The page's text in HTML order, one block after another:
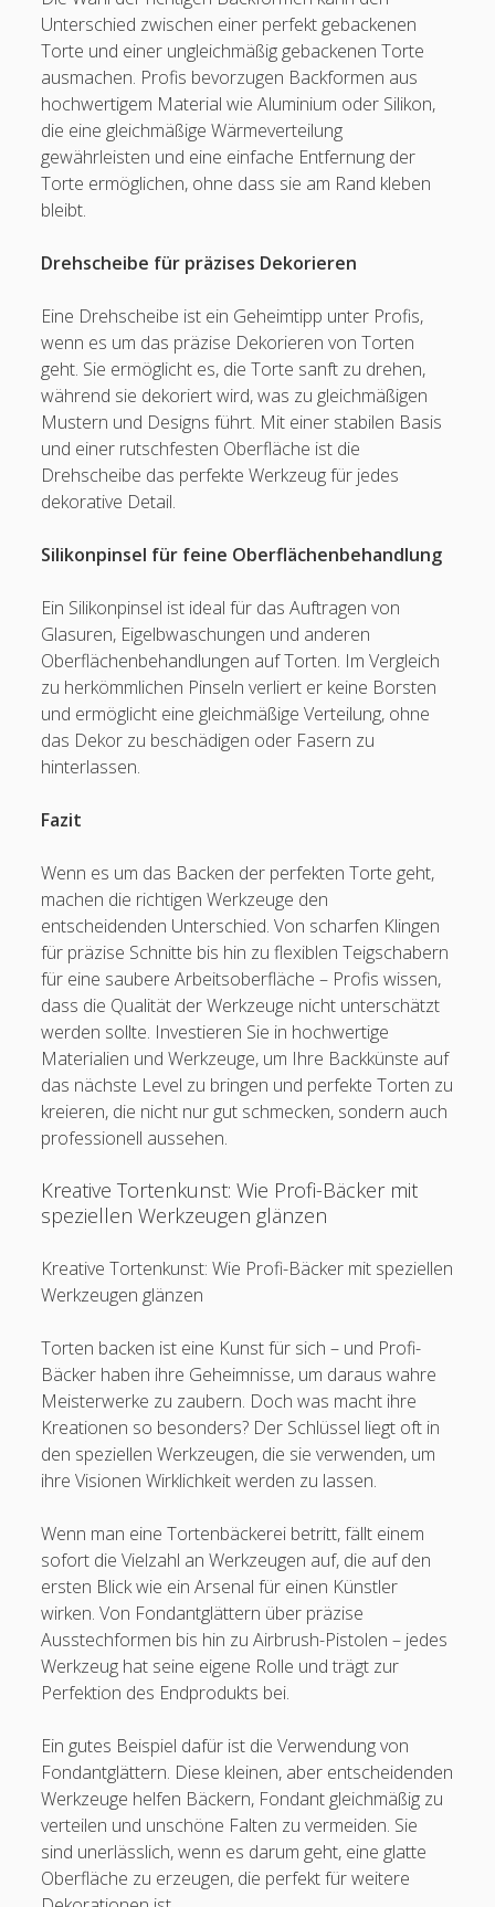
Unterschied zwischen einer perfekt gebackenen
Torte und einer ungleichmäßig gebackenen Torte
ausmachen. Profis bevorzugen Backformen aus
hochwertigem Material wie Aluminium oder Silikon,
die eine gleichmäßige Wärmeverteilung
gewährleisten und eine einfache Entfernung der
Torte ermöglichen, ohne dass sie am Rand kleben
bleibt.
Drehscheibe für präzises Dekorieren
Eine Drehscheibe ist ein Geheimtipp unter Profis,
wenn es um das präzise Dekorieren von Torten
geht. Sie ermöglicht es, die Torte sanft zu drehen,
während sie dekoriert wird, was zu gleichmäßigen
Mustern und Designs führt. Mit einer stabilen Basis
und einer rutschfesten Oberfläche ist die
Drehscheibe das perfekte Werkzeug für jedes
dekorative Detail.
Silikonpinsel für feine Oberflächenbehandlung
Ein Silikonpinsel ist ideal für das Auftragen von
Glasuren, Eigelbwaschungen und anderen
Oberflächenbehandlungen auf Torten. Im Vergleich
zu herkömmlichen Pinseln verliert er keine Borsten
und ermöglicht eine gleichmäßige Verteilung, ohne
das Dekor zu beschädigen oder Fasern zu
hinterlassen.
Fazit
Wenn es um das Backen der perfekten Torte geht,
machen die richtigen Werkzeuge den
entscheidenden Unterschied. Von scharfen Klingen
für präzise Schnitte bis hin zu flexiblen Teigschabern
für eine saubere Arbeitsoberfläche – Profis wissen,
dass die Qualität der Werkzeuge nicht unterschätzt
werden sollte. Investieren Sie in hochwertige
Materialien und Werkzeuge, um Ihre Backkünste auf
das nächste Level zu bringen und perfekte Torten zu
kreieren, die nicht nur gut schmecken, sondern auch
professionell aussehen.
Kreative Tortenkunst: Wie Profi-Bäcker mit
speziellen Werkzeugen glänzen
Kreative Tortenkunst: Wie Profi-Bäcker mit speziellen
Werkzeugen glänzen
Torten backen ist eine Kunst für sich – und Profi-
Bäcker haben ihre Geheimnisse, um daraus wahre
Meisterwerke zu zaubern. Doch was macht ihre
Kreationen so besonders? Der Schlüssel liegt oft in
den speziellen Werkzeugen, die sie verwenden, um
ihre Visionen Wirklichkeit werden zu lassen.
Wenn man eine Tortenbäckerei betritt, fällt einem
sofort die Vielzahl an Werkzeugen auf, die auf den
ersten Blick wie ein Arsenal für einen Künstler
wirken. Von Fondantglättern über präzise
Ausstechformen bis hin zu Airbrush-Pistolen – jedes
Werkzeug hat seine eigene Rolle und trägt zur
Perfektion des Endprodukts bei.
Ein gutes Beispiel dafür ist die Verwendung von
Fondantglättern. Diese kleinen, aber entscheidenden
Werkzeuge helfen Bäckern, Fondant gleichmäßig zu
verteilen und unschöne Falten zu vermeiden. Sie
sind unerlässlich, wenn es darum geht, eine glatte
Oberfläche zu erzeugen, die perfekt für weitere